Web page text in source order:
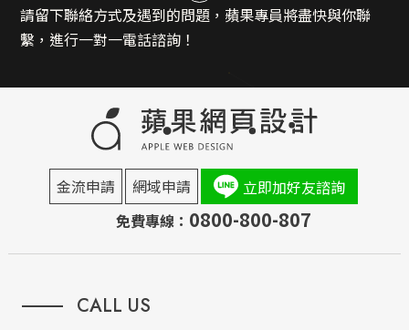
請留下聯絡方式及遇到的問題，蘋果專員將盡快與你聯
繫，進行一對一電話諮詢！
金流申請 網域申請
立即加好友諮詢
免費專線： 0800-800-807
CALL US